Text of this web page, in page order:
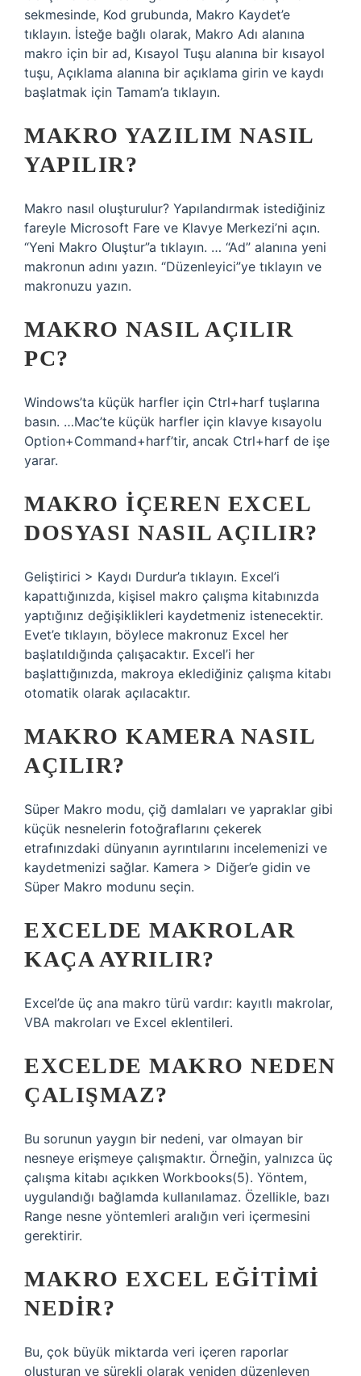
sekmesinde, Kod grubunda, Makro Kaydet’e
tıklayın. İsteğe bağlı olarak, Makro Adı alanına
makro için bir ad, Kısayol Tuşu alanına bir kısayol
tuşu, Açıklama alanına bir açıklama girin ve kaydı
başlatmak için Tamam’a tıklayın.
MAKRO YAZILIM NASIL
YAPILIR?
Makro nasıl oluşturulur? Yapılandırmak istediğiniz
fareyle Microsoft Fare ve Klavye Merkezi’ni açın.
“Yeni Makro Oluştur”a tıklayın. … “Ad” alanına yeni
makronun adını yazın. “Düzenleyici”ye tıklayın ve
makronuzu yazın.
MAKRO NASIL AÇILIR
PC?
Windows’ta küçük harfler için Ctrl+harf tuşlarına
basın. …Mac’te küçük harfler için klavye kısayolu
Option+Command+harf’tir, ancak Ctrl+harf de işe
yarar.
MAKRO IÇEREN EXCEL
DOSYASI NASIL AÇILIR?
Geliştirici > Kaydı Durdur’a tıklayın. Excel’i
kapattığınızda, kişisel makro çalışma kitabınızda
yaptığınız değişiklikleri kaydetmeniz istenecektir.
Evet’e tıklayın, böylece makronuz Excel her
başlatıldığında çalışacaktır. Excel’i her
başlattığınızda, makroya eklediğiniz çalışma kitabı
otomatik olarak açılacaktır.
MAKRO KAMERA NASIL
AÇILIR?
Süper Makro modu, çiğ damlaları ve yapraklar gibi
küçük nesnelerin fotoğraflarını çekerek
etrafınızdaki dünyanın ayrıntılarını incelemenizi ve
kaydetmenizi sağlar. Kamera > Diğer’e gidin ve
Süper Makro modunu seçin.
EXCELDE MAKROLAR
KAÇA AYRILIR?
Excel’de üç ana makro türü vardır: kayıtlı makrolar,
VBA makroları ve Excel eklentileri.
EXCELDE MAKRO NEDEN
ÇALIŞMAZ?
Bu sorunun yaygın bir nedeni, var olmayan bir
nesneye erişmeye çalışmaktır. Örneğin, yalnızca üç
çalışma kitabı açıkken Workbooks(5). Yöntem,
uygulandığı bağlamda kullanılamaz. Özellikle, bazı
Range nesne yöntemleri aralığın veri içermesini
gerektirir.
MAKRO EXCEL EĞITIMI
NEDIR?
Bu, çok büyük miktarda veri içeren raporlar
oluşturan ve sürekli olarak yeniden düzenleyen